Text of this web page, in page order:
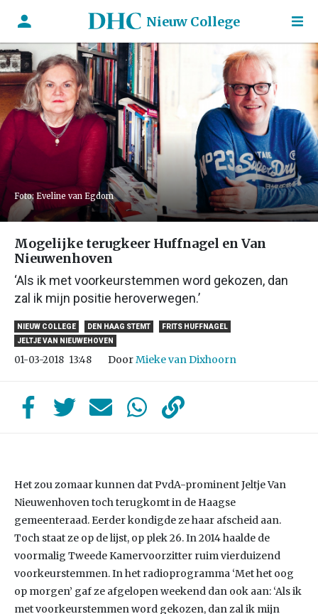
Nieuw College
Foto: Eveline van Egdom
Mogelijke terugkeer Huffnagel en Van
Nieuwenhoven
‘Als ik met voorkeurstemmen word gekozen, dan
zal ik mijn positie heroverwegen.’
NIEUW COLLEGE DEN HAAG STEMT
FRITS HUFFNAGEL
JELTJE VAN NIEUWEHOVEN
01-03-2018 13:48 DoorMieke van Dixhoorn
Het zou zomaar kunnen dat PvdA-prominent Jeltje Van
Nieuwenhoven toch terugkomt in de Haagse
gemeenteraad. Eerder kondigde ze haar afscheid aan.
Toch staat ze op de lijst, op plek 26. In 2014 haalde de
voormalig Tweede Kamervoorzitter ruim vierduizend
voorkeurstemmen. In het radioprogramma ‘Met het oog
op morgen’ gaf ze afgelopen weekend dan ook aan: ‘Als ik
met voorkeurstemmen word gekozen, dan zal ik mijn